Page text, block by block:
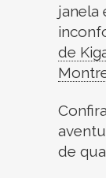
janela
de
de